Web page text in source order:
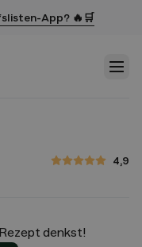
App? 🔥🛒
4,9
4,9 von 5 Sternen
denkst!